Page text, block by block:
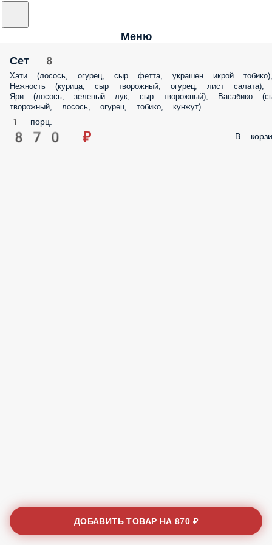
Меню
Сет 8
Хати (лосось, огурец, сыр фетта, украшен икрой тобико),
Нежность (курица, сыр творожный, огурец, лист салата),
Яри (лосось, зеленый лук, сыр творожный), Васабико
творожный, лосось, огурец, тобико, кунжут)
1 порц.
870 ₽ В
ДОБАВИТЬ ТОВАР НА870 ₽